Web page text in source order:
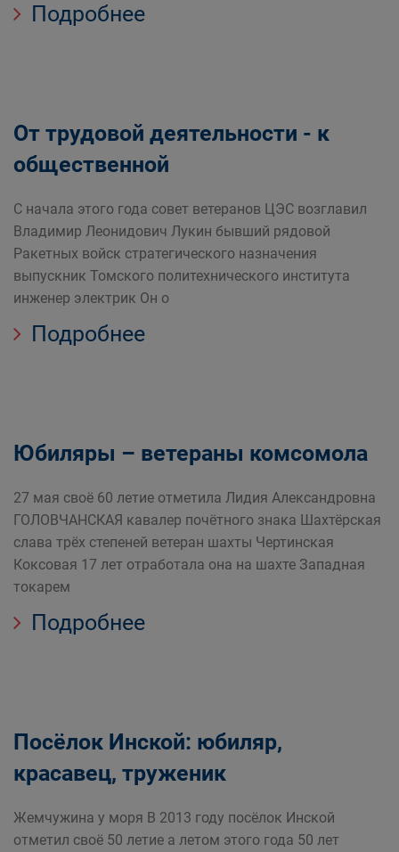
Подробнее
От трудовой деятельности - к
общественной
С начала этого года совет ветеранов ЦЭС возглавил
Владимир Леонидович Лукин бывший рядовой
Ракетных войск стратегического назначения
выпускник Томского политехнического института
инженер электрик Он о
Подробнее
Юбиляры – ветераны комсомола
27 мая своё 60 летие отметила Лидия Александровна
ГОЛОВЧАНСКАЯ кавалер почётного знака Шахтёрская
слава трёх степеней ветеран шахты Чертинская
Коксовая 17 лет отработала она на шахте Западная
токарем
Подробнее
Посёлок Инской: юбиляр,
красавец, труженик
Жемчужина у моря В 2013 году посёлок Инской
отметил своё 50 летие а летом этого года 50 лет